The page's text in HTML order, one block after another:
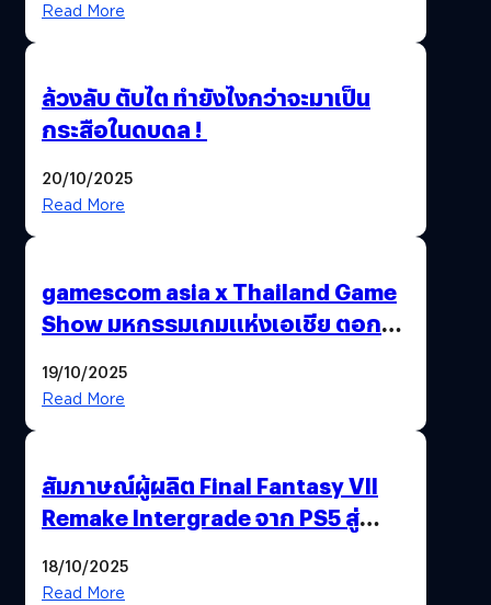
Read More
ล้วงลับ ตับไต ทำยังไงกว่าจะมาเป็น
กระสือในดบดล !
20/10/2025
Read More
gamescom asia x Thailand Game
Show มหกรรมเกมแห่งเอเชีย ตอกย้ำ
พาณิชย์ร่วมชูความสำเร็จ
19/10/2025
Read More
สัมภาษณ์ผู้ผลิต Final Fantasy VII
Remake Intergrade จาก PS5 สู่
18/10/2025
Read More